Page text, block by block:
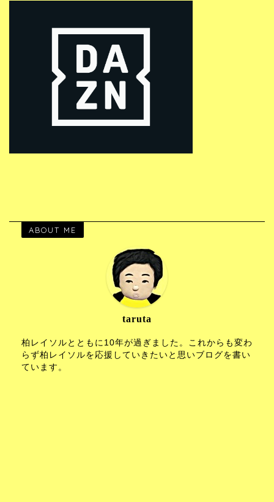
ABOUT ME
taruta
柏レイソルとともに10年が過ぎました。これからも変わ
らず柏レイソルを応援していきたいと思いブログを書い
ています。